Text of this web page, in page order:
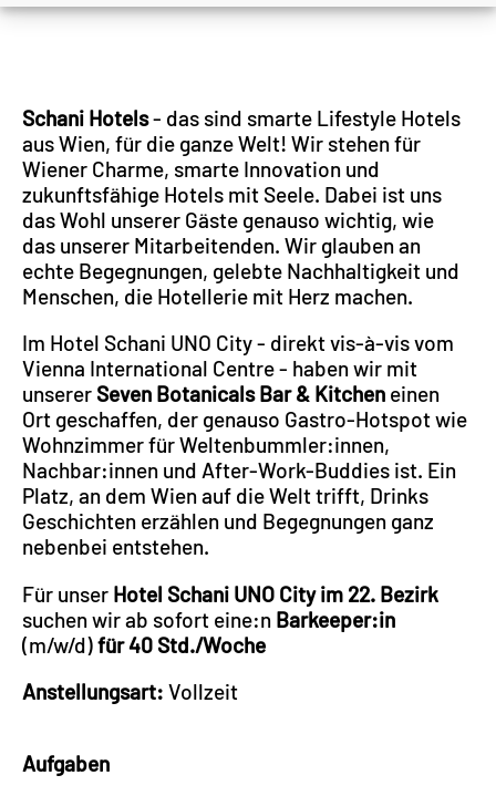
Schani Hotels- das sind smarte Lifestyle Hotels
aus Wien, für die ganze Welt! Wir stehen für
Wiener Charme, smarte Innovation und
zukunftsfähige Hotels mit Seele. Dabei ist uns
das Wohl unserer Gäste genauso wichtig, wie
das unserer Mitarbeitenden. Wir glauben an
echte Begegnungen, gelebte Nachhaltigkeit und
Menschen, die Hotellerie mit Herz machen.
Im Hotel Schani UNO City - direkt vis-à-vis vom
Vienna International Centre - haben wir mit
unserer Seven Botanicals Bar & Kitchen einen
Ort geschaffen, der genauso Gastro-Hotspot wie
Wohnzimmer für Weltenbummler:innen,
Nachbar:innen und After-Work-Buddies ist. Ein
Platz, an dem Wien auf die Welt trifft, Drinks
Geschichten erzählen und Begegnungen ganz
nebenbei entstehen.
Für unser Hotel Schani UNO City im 22. Bezirk
suchen wir ab sofort eine:n Barkeeper:in
(m/w/d)für 40 Std./Woche
Anstellungsart: Vollzeit
Aufgaben